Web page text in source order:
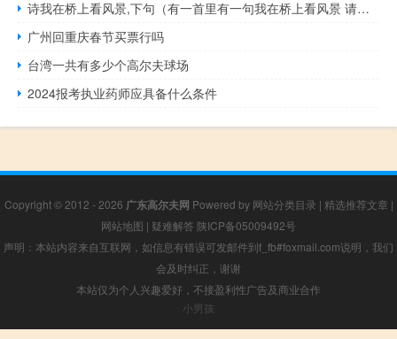
诗我在桥上看风景,下句（有一首里有一句我在桥上看风景 请问这个诗的全文是什么）
广州回重庆春节买票行吗
台湾一共有多少个高尔夫球场
2024报考执业药师应具备什么条件
Copyright © 2012 - 2026 广东高尔夫网 Powered by 网站分类目录 | 精选推荐文章 |
网站地图 | 疑难解答 陕ICP备05009492号
声明：本站内容来自互联网，如信息有错误可发邮件到f_fb#foxmail.com说明，我们
会及时纠正，谢谢
本站仅为个人兴趣爱好，不接盈利性广告及商业合作
小男孩